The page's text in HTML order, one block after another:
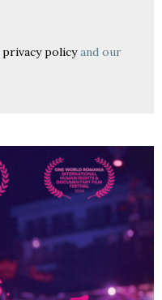
privacy policyand our